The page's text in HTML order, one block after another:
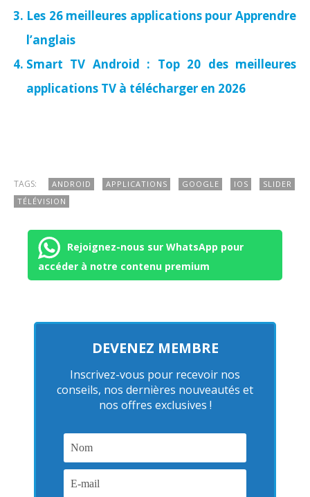
Les 26 meilleures applications pour Apprendre
l’anglais
Smart TV Android : Top 20 des meilleures
applications TV à télécharger en 2026
TAGS: ANDROID APPLICATIONS GOOGLE IOS
SLIDER
TÉLÉVISION
Rejoignez-nous sur WhatsApp pour
accéder à notre contenu premium
DEVENEZ MEMBRE
Inscrivez-vous pour recevoir nos
conseils, nos dernières nouveautés et
nos offres exclusives !